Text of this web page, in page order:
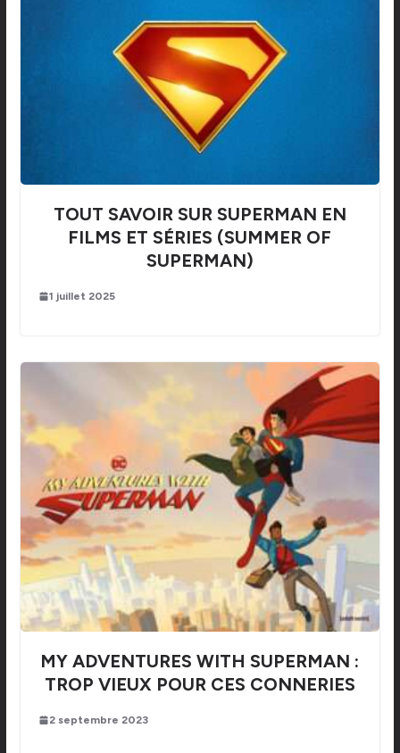
TOUT SAVOIR SUR SUPERMAN EN
FILMS ET SÉRIES (SUMMER OF
SUPERMAN)
1 juillet 2025
MY ADVENTURES WITH SUPERMAN :
TROP VIEUX POUR CES CONNERIES
2 septembre 2023